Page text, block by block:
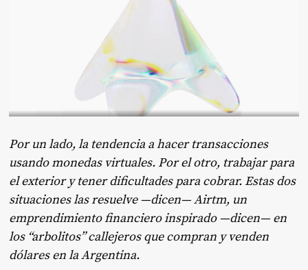
Por un lado, la tendencia a hacer transacciones
usando monedas virtuales. Por el otro, trabajar para
el exterior y tener dificultades para cobrar. Estas dos
situaciones las resuelve —dicen— Airtm, un
emprendimiento financiero inspirado —dicen— en
los “arbolitos” callejeros que compran y venden
dólares en la Argentina.